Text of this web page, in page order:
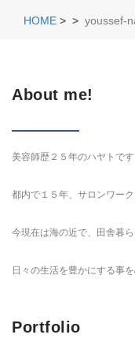
HOME > > youssef-
About me!
美容師歴２５年のハヤトです
都内で１５年、サロンワー
今現在は海の近で、田舎暮
日々の生活を豊かにする事
Portfolio